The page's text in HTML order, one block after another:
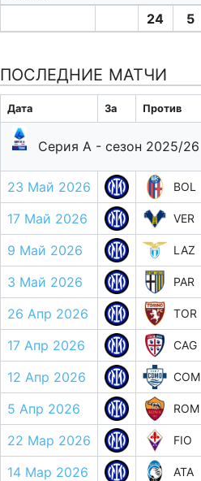
24 5
ПОСЛЕДНИЕ МАТЧИ
Дата За Против
Серия А - сезон 2025/26
23 Май 2026 BOL
17 Май 2026 VER
9 Май 2026 LAZ
3 Май 2026 PAR
26 Апр 2026
TOR
17 Апр 2026 CAG
12 Апр 2026
COM
5 Апр 2026
ROM
22 Мар 2026
FIO
14 Мар 2026
ATA